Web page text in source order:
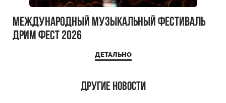
Международный музыкальный фестиваль
ДРИМ ФЕСТ 2026
ДЕТАЛЬНО
Другие новости